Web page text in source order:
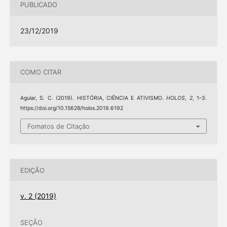
PUBLICADO
23/12/2019
COMO CITAR
Aguiar, S. C. (2019). HISTÓRIA, CIÊNCIA E ATIVISMO.HOLOS, 2, 1–3.
https://doi.org/10.15628/holos.2019.6192
Fomatos de Citação
EDIÇÃO
v. 2 (2019)
SEÇÃO